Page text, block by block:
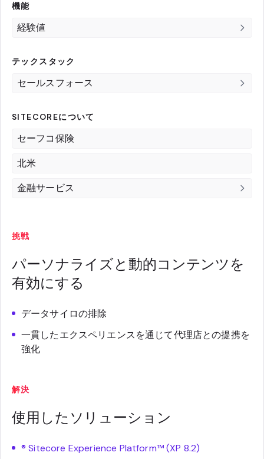
機能
経験値
テックスタック
セールスフォース
SITECOREについて
セーフコ保険
北米
金融サービス
挑戦
パーソナライズと動的コンテンツを
有効にする
データサイロの排除
一貫したエクスペリエンスを通じて代理店との提携を
強化
解決
使用したソリューション
® Sitecore Experience Platform™ (XP 8.2)